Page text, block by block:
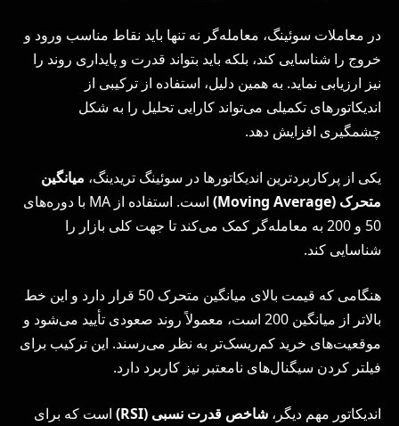
در معاملات سوئینگ، معامله‌گر نه تنها باید نقاط مناسب ورود و
خروج را شناسایی کند، بلکه باید بتواند قدرت و پایداری روند را
نیز ارزیابی نماید. به همین دلیل، استفاده از ترکیبی از
اندیکاتورهای تکمیلی می‌تواند کارایی تحلیل را به شکل
چشمگیری افزایش دهد.
یکی از پرکاربردترین اندیکاتورها در سوئینگ تریدینگ، میانگین
متحرک (Moving Average
)
است. استفاده از MA با دوره‌های
50 و 200 به معامله‌گر کمک می‌کند تا جهت کلی بازار را
شناسایی کند.
هنگامی که قیمت بالای میانگین متحرک 50 قرار دارد و این خط
بالاتر از میانگین 200 است، معمولاً روند صعودی تأیید می‌شود و
موقعیت‌های خرید کم‌ریسک‌تر به نظر می‌رسند. این ترکیب برای
فیلتر کردن سیگنال‌های نامعتبر نیز کاربرد دارد.
اندیکاتور مهم دیگر، شاخص قدرت نسبی (RSI)
است که برای